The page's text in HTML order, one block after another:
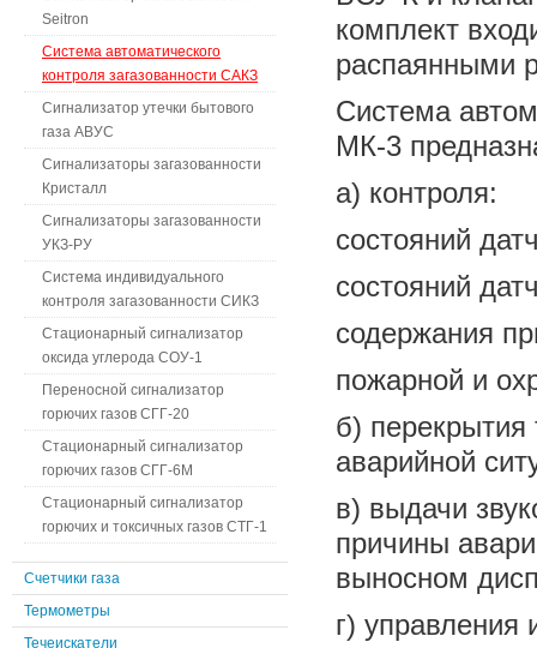
комплект
распаянными
Система
МК-3
а) контроля:
состояний
состояний
содержания
пожарной и
б) перекрытия
аварийной
в) выдачи
причины
выносном
г) управления
Seitron
Система автоматического
контроля загазованности САКЗ
Сигнализатор утечки бытового
газа АВУС
Сигнализаторы загазованности
Кристалл
Сигнализаторы загазованности
УКЗ-РУ
Система индивидуального
контроля загазованности СИКЗ
Стационарный сигнализатор
оксида углерода СОУ-1
Переносной сигнализатор
горючих газов СГГ-20
Стационарный сигнализатор
горючих газов СГГ-6М
Стационарный сигнализатор
горючих и токсичных газов СТГ-1
Счетчики газа
Термометры
Течеискатели